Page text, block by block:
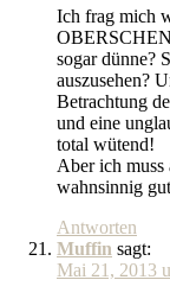
Ich frag mich
sogar dünne?
auszusehen?
Betrachtung
und eine
total wütend!
Aber ich muss
wahnsinnig
Antworten
Muffin sagt:
Mai 21, 2013